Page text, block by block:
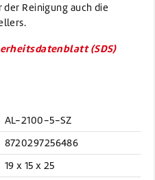
der Reinigung auch die
(SDS)
AL-2100-5-SZ
8720297256486
19 x 15 x 25